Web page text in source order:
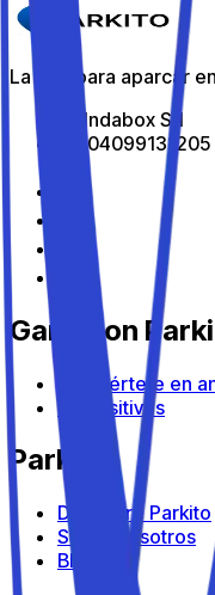
La app para aparcar
All Indabox Srl
P.I: 04099131205
Gana con
Conviértete en
Dispositivos
Parkito
Descubre Parkito
Sobre nosotros
Blog